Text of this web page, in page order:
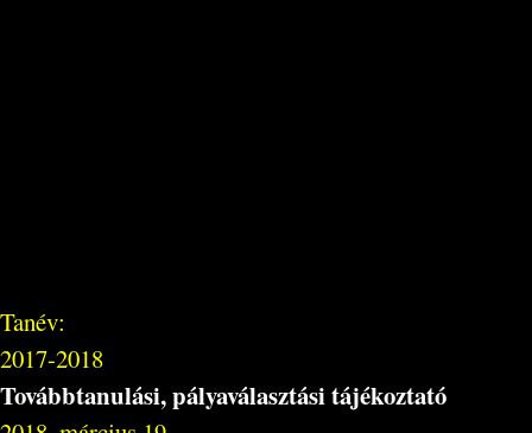
Tanév:
2017-2018
Továbbtanulási, pályaválasztási tájékoztató